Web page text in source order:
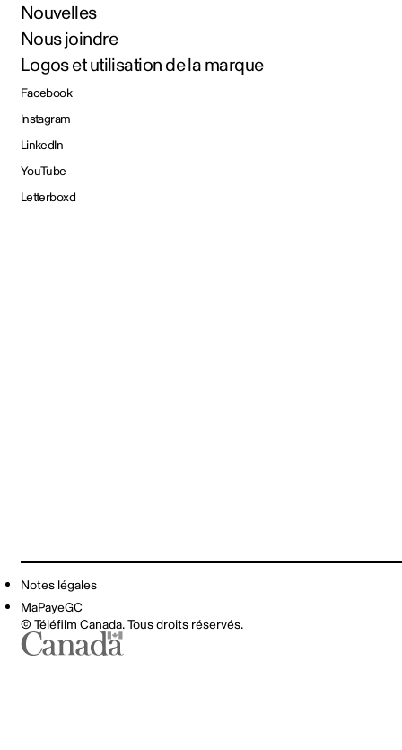
Nouvelles
Nous joindre
Logos et utilisation de la marque
Facebook
Instagram
LinkedIn
YouTube
Letterboxd
Notes légales
MaPayeGC
© Téléfilm Canada. Tous droits réservés.